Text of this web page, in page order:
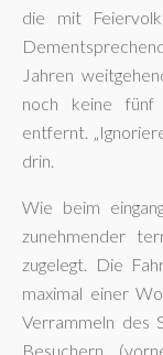
die mit
Jahren
noch keine fünf
entfernt.
drin.
Wie beim
zunehmender
zugelegt. Die
maximal einer
Verrammeln des
Besuchern